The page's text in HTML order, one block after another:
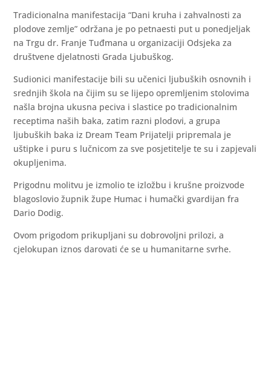
Tradicionalna manifestacija “Dani kruha i zahvalnosti za
plodove zemlje” održana je po petnaesti put u ponedjeljak
na Trgu dr. Franje Tuđmana u organizaciji Odsjeka za
društvene djelatnosti Grada Ljubuškog.
Sudionici manifestacije bili su učenici ljubuških osnovnih i
srednjih škola na čijim su se lijepo opremljenim stolovima
našla brojna ukusna peciva i slastice po tradicionalnim
receptima naših baka, zatim razni plodovi, a grupa
ljubuških baka iz Dream Team Prijatelji pripremala je
uštipke i puru s lučnicom za sve posjetitelje te su i zapjevali
okupljenima.
Prigodnu molitvu je izmolio te izložbu i krušne proizvode
blagoslovio župnik župe Humac i humački gvardijan fra
Dario Dodig.
Ovom prigodom prikupljani su dobrovoljni prilozi, a
cjelokupan iznos darovati će se u humanitarne svrhe.